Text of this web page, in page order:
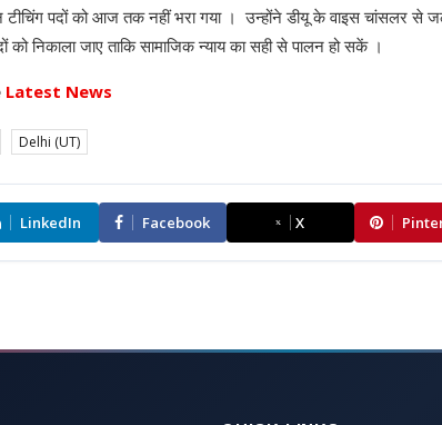
पदों को आज तक नहीं भरा गया । उन्होंने डीयू के वाइस चांसलर से
को निकाला जाए ताकि सामाजिक न्याय का सही से पालन हो सकें ।
Latest News
Delhi (UT)
LinkedIn Facebook X